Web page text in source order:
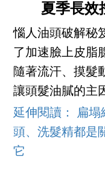
夏季長效
惱人油頭破解秘
了加速臉上皮脂
隨著流汗、摸髮
讓頭髮油膩的主
延伸閱讀： 扁塌
頭、洗髮精都是
它